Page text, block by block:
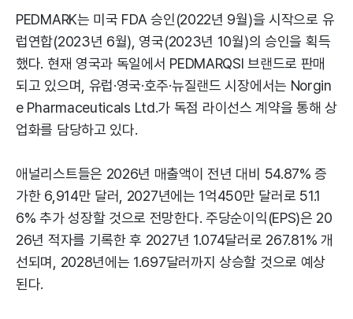
PEDMARK는 미국 FDA 승인(2022년 9월)을 시작으로 유
럽연합(2023년 6월), 영국(2023년 10월)의 승인을 획득
했다. 현재 영국과 독일에서 PEDMARQSI 브랜드로 판매
되고 있으며, 유럽·영국·호주·뉴질랜드 시장에서는 Norgin
e Pharmaceuticals Ltd.가 독점 라이선스 계약을 통해 상
업화를 담당하고 있다.
애널리스트들은 2026년 매출액이 전년 대비 54.87% 증
가한 6,914만 달러, 2027년에는 1억450만 달러로 51.1
6% 추가 성장할 것으로 전망한다. 주당순이익(EPS)은 20
26년 적자를 기록한 후 2027년 1.074달러로 267.81% 개
선되며, 2028년에는 1.697달러까지 상승할 것으로 예상
된다.